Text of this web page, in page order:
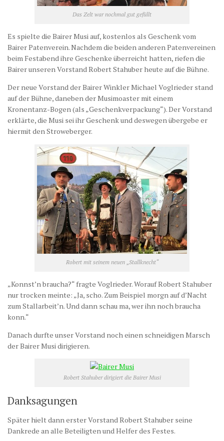
Das Zelt war nochmal gut gefüllt
Es spielte die Bairer Musi auf, kostenlos als Geschenk vom
Bairer Patenverein. Nachdem die beiden anderen Patenvereinen
beim Festabend ihre Geschenke überreicht hatten, riefen die
Bairer unseren Vorstand Robert Stahuber heute auf die Bühne.
Der neue Vorstand der Bairer Winkler Michael Voglrieder stand
auf der Bühne, daneben der Musimoaster mit einem
Kronentanz-Bogen (als „Geschenkverpackung“). Der Vorstand
erklärte, die Musi sei ihr Geschenk und deswegen übergebe er
hiermit den Stroweberger.
Robert mit seinem neuen „Stallknecht“
„Konnst’n braucha?“ fragte Voglrieder. Worauf Robert Stahuber
nur trocken meinte: „Ja, scho. Zum Beispiel morgn auf d’Nacht
zum Stallarbeit’n. Und dann schau ma, wer ihn noch braucha
konn.“
Danach durfte unser Vorstand noch einen schneidigen Marsch
der Bairer Musi dirigieren.
Robert Stahuber dirigiert die Bairer Musi
Danksagungen
Später hielt dann erster Vorstand Robert Stahuber seine
Dankrede an alle Beteiligten und Helfer des Festes.